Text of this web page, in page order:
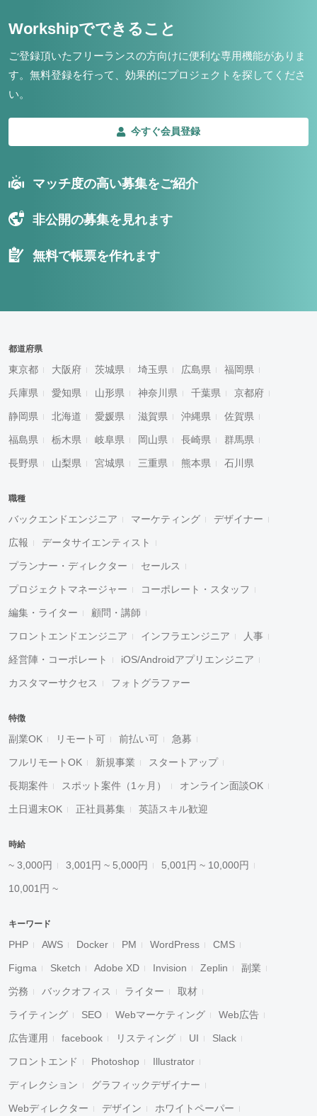
Workshipでできること
ご登録頂いたフリーランスの方向けに便利な専用機能がありま
す。 無料登録を行って、効果的にプロジェクトを探してくださ
い。
今すぐ会員登録
マッチ度の高い募集をご紹介
非公開の募集を見れます
無料で帳票を作れます
都道府県
東京都 大阪府 茨城県 埼玉県 広島県 福岡県
兵庫県 愛知県 山形県 神奈川県 千葉県 京都府
静岡県 北海道 愛媛県 滋賀県 沖縄県 佐賀県
福島県 栃木県 岐阜県 岡山県 長崎県 群馬県
長野県 山梨県 宮城県 三重県 熊本県 石川県
職種
バックエンドエンジニア マーケティング デザイナー
広報 データサイエンティスト
プランナー・ディレクター セールス
プロジェクトマネージャー コーポレート・スタッフ
編集・ライター 顧問・講師
フロントエンドエンジニア インフラエンジニア 人事
経営陣・コーポレート iOS/Androidアプリエンジニア
カスタマーサクセス フォトグラファー
特徴
副業OK リモート可 前払い可 急募
フルリモートOK 新規事業 スタートアップ
長期案件 スポット案件（1ヶ月） オンライン面談OK
土日週末OK 正社員募集 英語スキル歓迎
時給
~ 3,000円 3,001円 ~ 5,000円 5,001円 ~ 10,000円
10,001円 ~
キーワード
PHP AWS Docker PM WordPress CMS
Figma Sketch Adobe XD Invision Zeplin 副業
労務 バックオフィス ライター 取材
ライティング SEO Webマーケティング Web広告
広告運用 facebook リスティング UI Slack
フロントエンド Photoshop Illustrator
ディレクション グラフィックデザイナー
Webディレクター デザイン ホワイトペーパー